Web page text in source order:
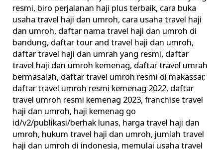
resmi, biro perjalanan haji plus terbaik, cara buka
usaha travel haji dan umroh, cara usaha travel haji
dan umroh, daftar nama travel haji dan umroh di
bandung, daftar tour and travel haji dan umroh,
daftar travel haji dan umrah yang resmi, daftar
travel haji dan umroh kemenag, daftar travel umrah
bermasalah, daftar travel umroh resmi di makassar,
daftar travel umroh resmi kemenag 2022, daftar
travel umroh resmi kemenag 2023,franchise travel
haji dan umroh, haji kemenag go
id/v2/publikasi/berhak lunas, harga travel haji dan
umroh, hukum travel haji dan umroh, jumlah travel
haji dan umroh di indonesia, memulai usaha travel
Umroh
Ilegal
Urus
Perizinan